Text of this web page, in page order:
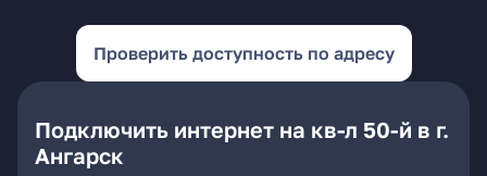
Проверить доступность по адресу
Подключить интернет на кв-л 50-й в г.
Ангарск